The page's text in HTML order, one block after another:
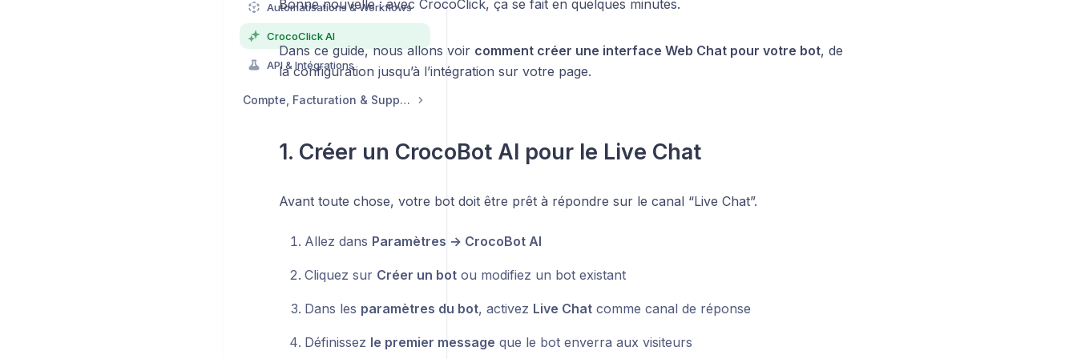
Automatisations & Workflows
CrocoClick AI
API & Intégrations
Compte, Facturation & Support
Bonne nouvelle : avec CrocoClick, ça se fait en quelques minutes.
Dans ce guide, nous allons voir comment créer une interface Web Chat pour votre bot, de
la configuration jusqu’à l’intégration sur votre page.
1. Créer un CrocoBot AI pour le Live Chat
Avant toute chose, votre bot doit être prêt à répondre sur le canal “Live Chat”.
Allez dans Paramètres → CrocoBot AI
Cliquez sur Créer un botou modifiez un bot existant
Dans les paramètres du bot, activez Live Chatcomme canal de réponse
Définissez le premier message que le bot enverra aux visiteurs